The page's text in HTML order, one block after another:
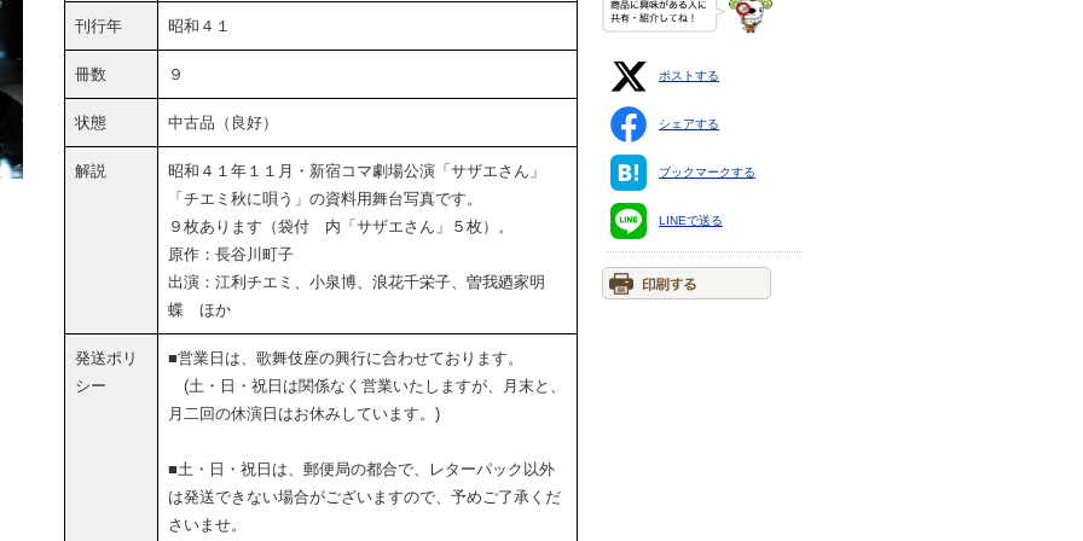
刊行年 昭和４１
冊数 ９
状態 中古品（良好）
解説
昭和４１年１１月・新宿コマ劇場公演「サザエさん」
「チエミ秋に唄う」の資料用舞台写真です。
９枚あります（袋付 内「サザエさん」５枚）。
原作：長谷川町子
出演：江利チエミ、小泉博、浪花千栄子、曽我廼家明
蝶 ほか
発送ポリ
シー
■営業日は、歌舞伎座の興行に合わせております。
(土・日・祝日は関係なく営業いたしますが、月末と、
月二回の休演日はお休みしています。)
■土・日・祝日は、郵便局の都合で、レターパック以外
は発送できない場合がございますので、予めご了承くだ
さいませ。
ポストする
シェアする
ブックマークする
LINEで送る